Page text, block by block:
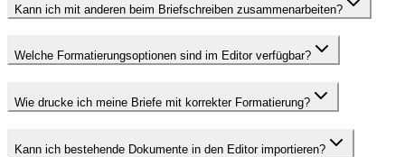
Kann ich mit anderen beim Briefschreiben zusammenarbeiten?
Welche Formatierungsoptionen sind im Editor verfügbar?
Wie drucke ich meine Briefe mit korrekter Formatierung?
Kann ich bestehende Dokumente in den Editor importieren?